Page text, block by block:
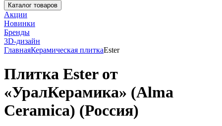
Каталог товаров
Акции
Новинки
Бренды
3D-дизайн
ГлавнаяКерамическая плиткаEster
Плитка Ester от
«УралКерамика» (Alma
Ceramica) (Россия)